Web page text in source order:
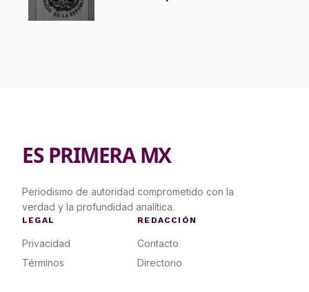
ES PRIMERA MX
Periodismo de autoridad comprometido con la
verdad y la profundidad analítica.
LEGAL
Privacidad
Términos
REDACCIÓN
Contacto
Directorio